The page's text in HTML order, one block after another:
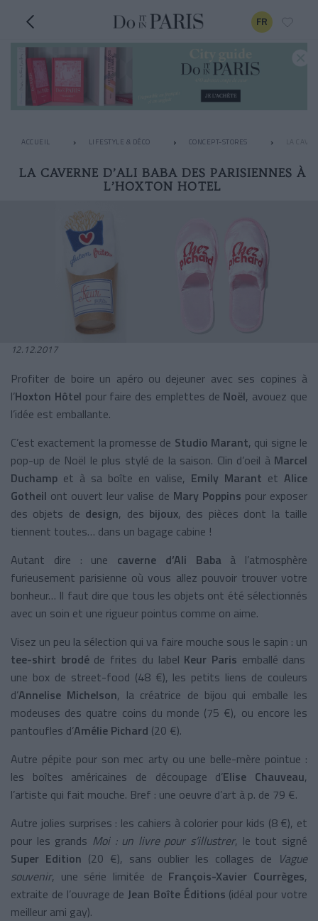
FR
ACCUEIL LIFESTYLE & DÉCO CONCEPT-STORES
LA CAVERNE D’ALI BABA DES PARISIENNES À
L’HOXTON HOTEL
12.12.2017
Profiter de boire un apéro ou dejeuner avec ses copines à
l’Hoxton Hôtel pour faire des emplettes de Noël, avouez que
l’idée est emballante.
C’est exactement la promesse de Studio Marant, qui signe le
pop-up de Noël le plus stylé de la saison. Clin d’oeil à Marcel
Duchamp et à sa boîte en valise, Emily Marant et Alice
Gotheil ont ouvert leur valise de Mary Poppins pour exposer
des objets de design, des bijoux, des pièces dont la taille
tiennent toutes… dans un bagage cabine !
Autant dire : une caverne d’Ali Baba à l’atmosphère
furieusement parisienne où vous allez pouvoir trouver votre
bonheur… Il faut dire que tous les objets ont été sélectionnés
avec un soin et une rigueur pointus comme on aime.
Visez un peu la sélection qui va faire mouche sous le sapin : un
tee-shirt brodéde frites du label Keur Paris emballé dans
une box de street-food (48 €), les petits liens de couleurs
d’Annelise Michelson, la créatrice de bijou qui emballe les
modeuses des quatre coins du monde (75 €), ou encore les
pantoufles d’Amélie Pichard (20 €).
Autre pépite pour son mec arty ou une belle-mère pointue :
les boîtes américaines de découpage d’Elise Chauveau,
l’artiste qui fait mouche. Bref : une oeuvre d’art à p. de 79 €.
Autre jolies surprises : les cahiers à colorier pour kids (8 €), et
pour les grands Moi : un livre pour s’illustrer, le tout signé
Super Edition (20 €), sans oublier les collages de Vague
souvenir, une série limitée de François-Xavier Courrèges,
extraite de l’ouvrage de Jean Boîte Éditions (idéal pour votre
meilleur ami gay).